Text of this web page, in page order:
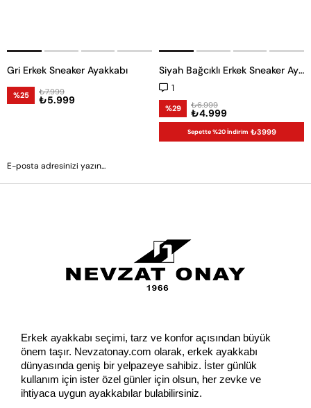
Gri Erkek Sneaker Ayakkabı
%25 ₺5.999
₺7.999
Siyah Bağcıklı Erkek Sneaker Ayakkabı
1
%29 ₺4.999
₺6.999
Sepette %20 İndirim ₺3999
Erkek ayakkabı seçimi, tarz ve konfor açısından büyük
önem taşır. Nevzatonay.com olarak, erkek ayakkabı
dünyasında geniş bir yelpazeye sahibiz. İster günlük
kullanım için ister özel günler için olsun, her zevke ve
ihtiyaca uygun ayakkabılar bulabilirsiniz.